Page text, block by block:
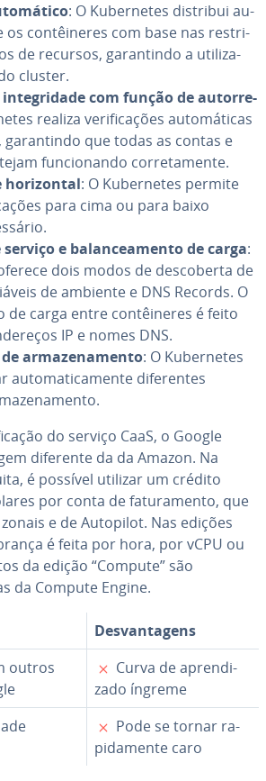
: O Ku­ber­ne­tes distribui au­
os con­têi­ne­res com base nas res­tri­
de recursos, ga­ran­tindo a uti­li­za­
cluster.
in­te­gri­dade com função de au­tor­re­
realiza ve­ri­fi­ca­ções au­to­má­ti­cas
ga­ran­tindo que todas as contas e
fun­ci­o­nando cor­re­ta­mente.
ho­ri­zon­tal: O Ku­ber­ne­tes permite
para cima ou para baixo
serviço e ba­lan­ce­a­mento de carga:
dois modos de des­co­berta de
de ambiente e DNS Records. O
de carga entre con­têi­ne­res é feito
IP e nomes DNS.
ar­ma­ze­na­mento: O Ku­ber­ne­tes
au­to­ma­ti­ca­mente di­fe­ren­tes
do serviço CaaS, o Google
diferente da da Amazon. Na
é possível utilizar um crédito
por conta de fa­tu­ra­mento, que
e de Autopilot. Nas edições
é feita por hora, por vCPU ou
da edição “Compute” são
da Compute Engine.
Des­van­ta­gens
outros
✗
Curva de apren­di­
zado íngreme
✗
Pode se tornar ra­
pi­da­mente caro